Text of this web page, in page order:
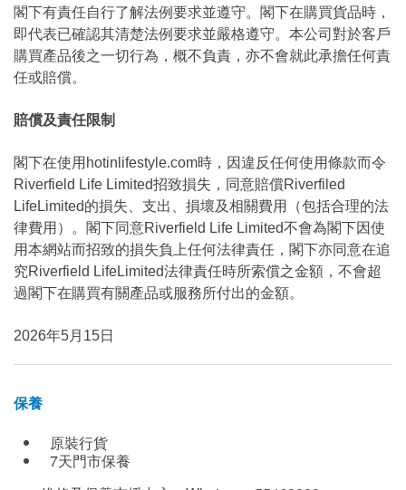
閣下有責任自行了解法例要求並遵守。閣下在購買貨品時，
即代表已確認其清楚法例要求並嚴格遵守。本公司對於客戶
購買產品後之一切行為，概不負責，亦不會就此承擔任何責
任或賠償。
賠償及責任限制
閣下在使用hotinlifestyle.com時，因違反任何使用條款而令
Riverfield Life Limited招致損失，同意賠償Riverfiled
LifeLimited的損失、支出、損壞及相關費用（包括合理的法
律費用）。閣下同意Riverfield Life Limited不會為閣下因使
用本網站而招致的損失負上任何法律責任，閣下亦同意在追
究Riverfield LifeLimited法律責任時所索償之金額，不會超
過閣下在購買有關產品或服務所付出的金額。
2026年5月15日
保養
原裝行貨
7天門市保養